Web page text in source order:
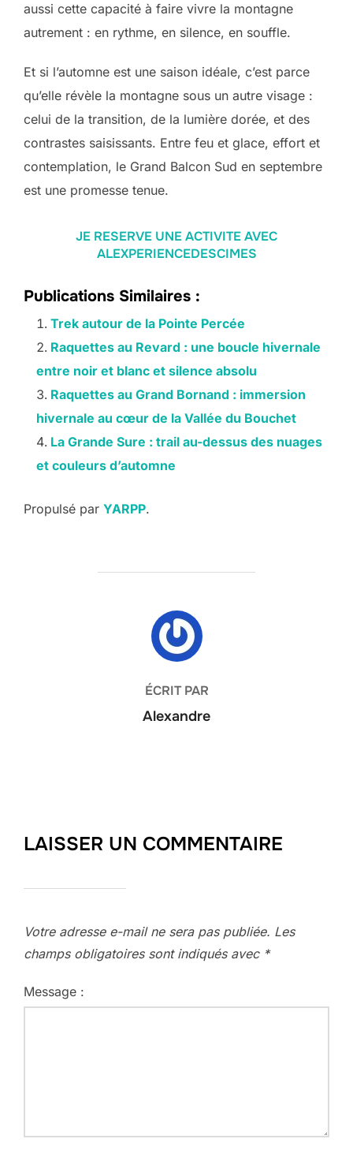
aussi cette capacité à faire vivre la montagne
autrement : en rythme, en silence, en souffle.
Et si l’automne est une saison idéale, c’est parce
qu’elle révèle la montagne sous un autre visage :
celui de la transition, de la lumière dorée, et des
contrastes saisissants. Entre feu et glace, effort et
contemplation, le Grand Balcon Sud en septembre
est une promesse tenue.
JE RESERVE UNE ACTIVITE AVEC
ALEXPERIENCEDESCIMES
Publications Similaires :
Trek autour de la Pointe Percée
Raquettes au Revard : une boucle hivernale
entre noir et blanc et silence absolu
Raquettes au Grand Bornand : immersion
hivernale au cœur de la Vallée du Bouchet
La Grande Sure : trail au-dessus des nuages
et couleurs d’automne
Propulsé par YARPP.
AUTEUR DE LA PUBLICATION
ÉCRIT PAR
Alexandre
LAISSER UN COMMENTAIRE
Votre adresse e-mail ne sera pas publiée. Les
champs obligatoires sont indiqués avec *
Message :